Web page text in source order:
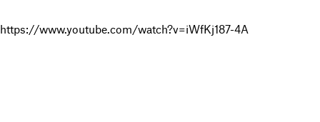
https://www.youtube.com/watch?v=iWfKj187-4A